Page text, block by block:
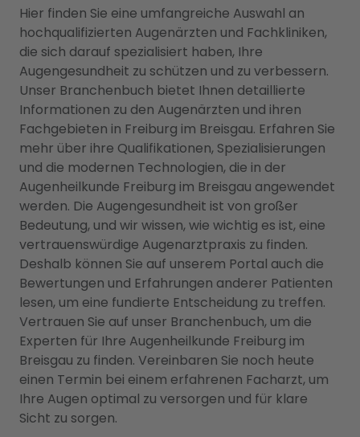
Hier finden Sie eine umfangreiche Auswahl an
hochqualifizierten Augenärzten und Fachkliniken,
die sich darauf spezialisiert haben, Ihre
Augengesundheit zu schützen und zu verbessern.
Unser Branchenbuch bietet Ihnen detaillierte
Informationen zu den Augenärzten und ihren
Fachgebieten in Freiburg im Breisgau. Erfahren Sie
mehr über ihre Qualifikationen, Spezialisierungen
und die modernen Technologien, die in der
Augenheilkunde Freiburg im Breisgau angewendet
werden. Die Augengesundheit ist von großer
Bedeutung, und wir wissen, wie wichtig es ist, eine
vertrauenswürdige Augenarztpraxis zu finden.
Deshalb können Sie auf unserem Portal auch die
Bewertungen und Erfahrungen anderer Patienten
lesen, um eine fundierte Entscheidung zu treffen.
Vertrauen Sie auf unser Branchenbuch, um die
Experten für Ihre Augenheilkunde Freiburg im
Breisgau zu finden. Vereinbaren Sie noch heute
einen Termin bei einem erfahrenen Facharzt, um
Ihre Augen optimal zu versorgen und für klare
Sicht zu sorgen.